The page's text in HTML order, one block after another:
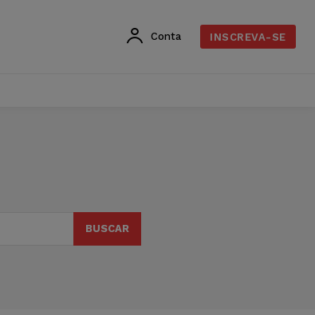
Conta INSCREVA-SE
BUSCAR